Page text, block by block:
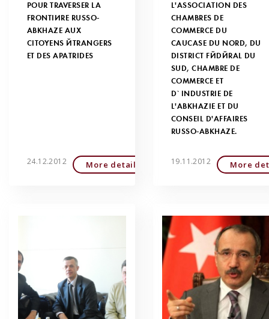
POUR TRAVERSER LA
FRONTIÈRE RUSSO-
ABKHAZE AUX
CITOYENS ÉTRANGERS
ET DES APATRIDES
24.12.2012 More detailed
L'ASSOCIATION DES
СHAMBRES DE
СOMMERCE DU
CAUCASE DU NORD, DU
DISTRICT FÉDÉRAL DU
SUD, CHAMBRE DE
СOMMERCE ET
D`INDUSTRIE DE
L'ABKHAZIE ET DU
CONSEIL D'AFFAIRES
RUSSO-ABKHAZE.
19.11.2012 More